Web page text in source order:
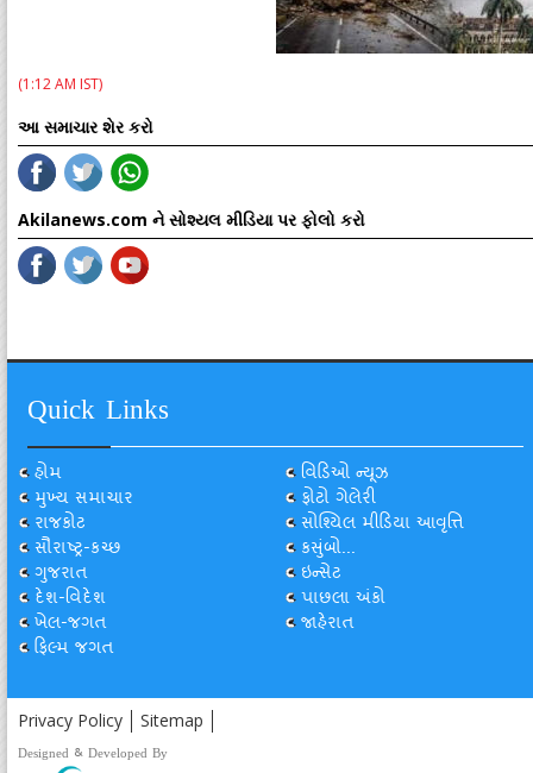
(1:12 AM IST)
આ સમાચાર શેર કરો
Akilanews.com ને સોશ્યલ મીડિયા પર ફોલો કરો
Quick Links
હોમ
મુખ્ય સમાચાર
રાજકોટ
સૌરાષ્ટ્ર-કચ્છ
ગુજરાત
દેશ-વિદેશ
ખેલ-જગત
ફિલ્મ જગત
વિડિઓ ન્યૂઝ
ફોટો ગેલેરી
સોશ્યિલ મીડિયા આવૃત્તિ
કસુંબો...
ઇન્સેટ
પાછલા અંકો
જાહેરાત
Privacy Policy Sitemap
Designed & Developed By